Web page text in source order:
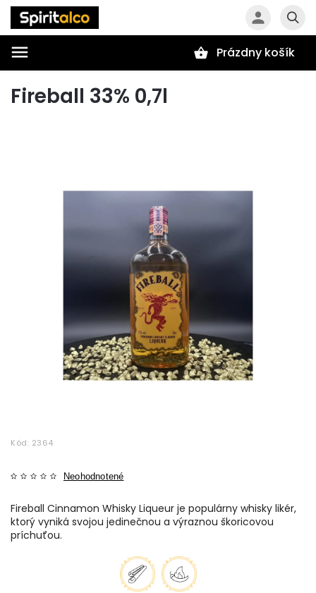
Prázdny košík
Fireball 33% 0,7l
Kód: 2364
Neohodnotené
Fireball Cinnamon Whisky Liqueur je populárny whisky likér,
ktorý vyniká svojou jedinečnou a výraznou škoricovou
príchuťou.